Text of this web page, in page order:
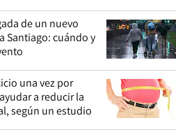
de un nuevo
Santiago: cuándo y
una vez por
a reducir la
según un estudio